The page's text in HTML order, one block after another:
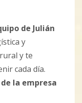
de Julián
y
y te
cada día.
la empresa